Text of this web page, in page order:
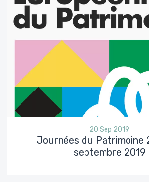
20 Sep 2019
Journées du Patrimoine
septembre 2019